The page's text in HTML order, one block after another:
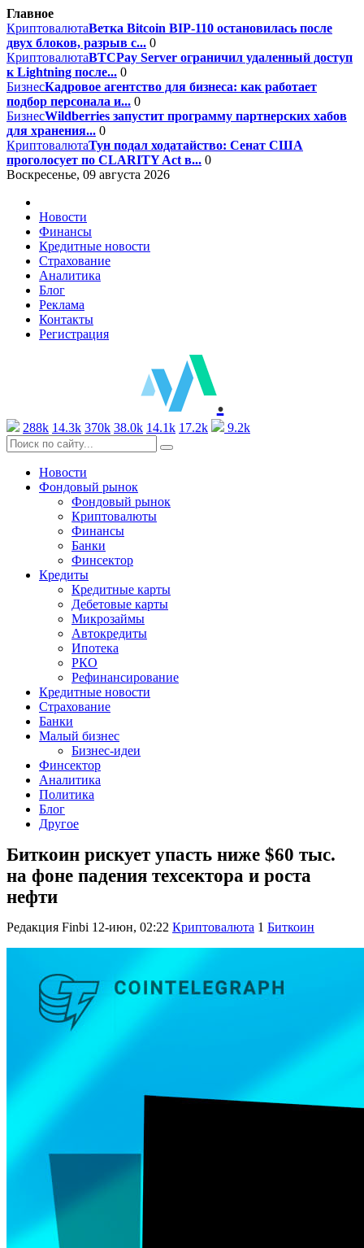
Главное
КриптовалютаВетка Bitcoin BIP-110 остановилась после
двух блоков, разрыв с... 0
КриптовалютаBTCPay Server ограничил удаленный доступ
к Lightning после... 0
БизнесКадровое агентство для бизнеса: как работает
подбор персонала и... 0
БизнесWildberries запустит программу партнерских хабов
для хранения... 0
КриптовалютаТун подал ходатайство: Сенат США
проголосует по CLARITY Act в... 0
Воскресенье, 09 августа 2026
Новости
Финансы
Кредитные новости
Страхование
Аналитика
Блог
Реклама
Контакты
Регистрация
.
288k 14.3k 370k 38.0k 14.1k 17.2k 9.2k
Новости
Фондовый рынок
Фондовый рынок
Криптовалюты
Финансы
Банки
Финсектор
Кредиты
Кредитные карты
Дебетовые карты
Микрозаймы
Автокредиты
Ипотека
РКО
Рефинансирование
Кредитные новости
Страхование
Банки
Малый бизнес
Бизнес-идеи
Финсектор
Аналитика
Политика
Блог
Другое
Биткоин рискует упасть ниже $60 тыс.
на фоне падения техсектора и роста
нефти
Редакция Finbi 12-июн, 02:22 Криптовалюта 1 Биткоин